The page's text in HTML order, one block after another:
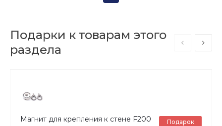
Подарки к товарам этого
раздела
Магнит для крепления к стене F200 Подарок